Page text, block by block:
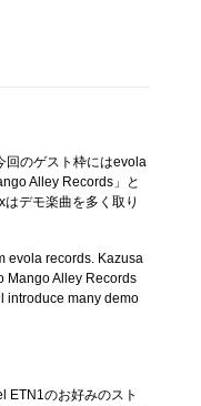
回のゲスト枠にはevola
Alley Records」と
デモ楽曲を多く取り
evola records. Kazusa
Mango Alley Records
introduce many demo
ETN1のお好みのスト